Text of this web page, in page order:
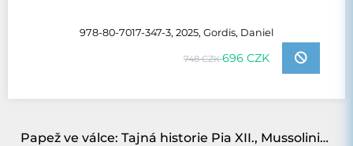
978-80-7017-347-3, 2025, Gordis, Daniel
748 CZK696 CZK
Papež ve válce: Tajná historie Pia XII., Mussoliniho a Hitlera